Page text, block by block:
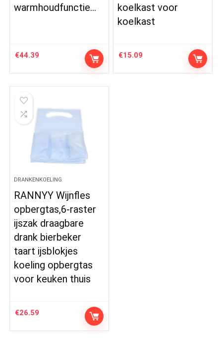
warmhoudfunctie…
€44.39
koelkast voor
koelkast
€15.09
DRANKENKOELING
RANNYY Wijnfles
opbergtas,6-raster
ijszak draagbare
drank bierbeker
taart ijsblokjes
koeling opbergtas
voor keuken thuis
€26.59